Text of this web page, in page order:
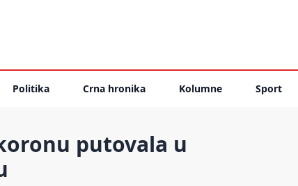
Politika Crna hronika Kolumne Sport
putovala u